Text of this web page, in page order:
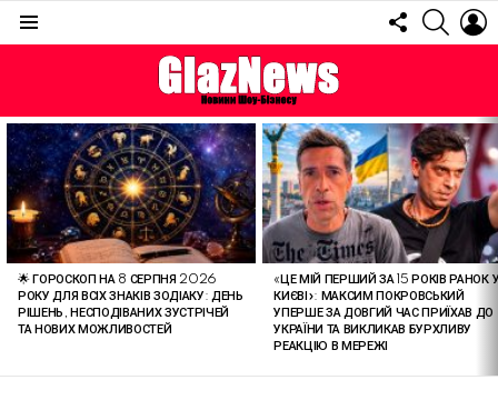
FOLLOW
US
ОСТАННІ
СТАТТІ
🌟 ГОРОСКОП НА 8 СЕРПНЯ 2026
РОКУ ДЛЯ ВСІХ ЗНАКІВ ЗОДІАКУ: ДЕНЬ
РІШЕНЬ, НЕСПОДІВАНИХ ЗУСТРІЧЕЙ
ТА НОВИХ МОЖЛИВОСТЕЙ
«ЦЕ МІЙ ПЕРШИЙ ЗА 15 РОКІВ РАНОК
КИЄВІ»: МАКСИМ ПОКРОВСЬКИЙ
УПЕРШЕ ЗА ДОВГИЙ ЧАС ПРИЇХАВ ДО
УКРАЇНИ ТА ВИКЛИКАВ БУРХЛИВУ
РЕАКЦІЮ В МЕРЕЖІ